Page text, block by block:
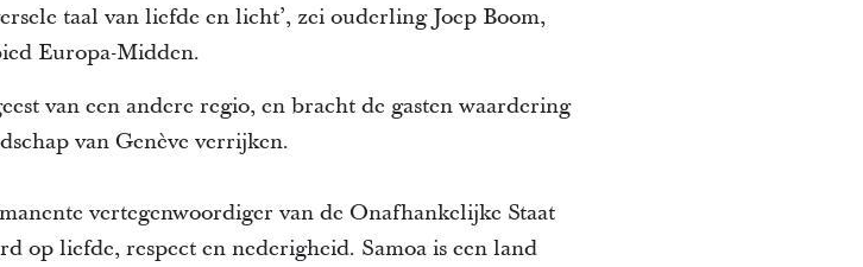
taal van liefde en licht’, zei ouderling Joep Boom,
Europa-Midden.
van een andere regio, en bracht de gasten waardering
van Genève verrijken.
vertegenwoordiger van de Onafhankelijke Staat
op liefde, respect en nederigheid. Samoa is een land